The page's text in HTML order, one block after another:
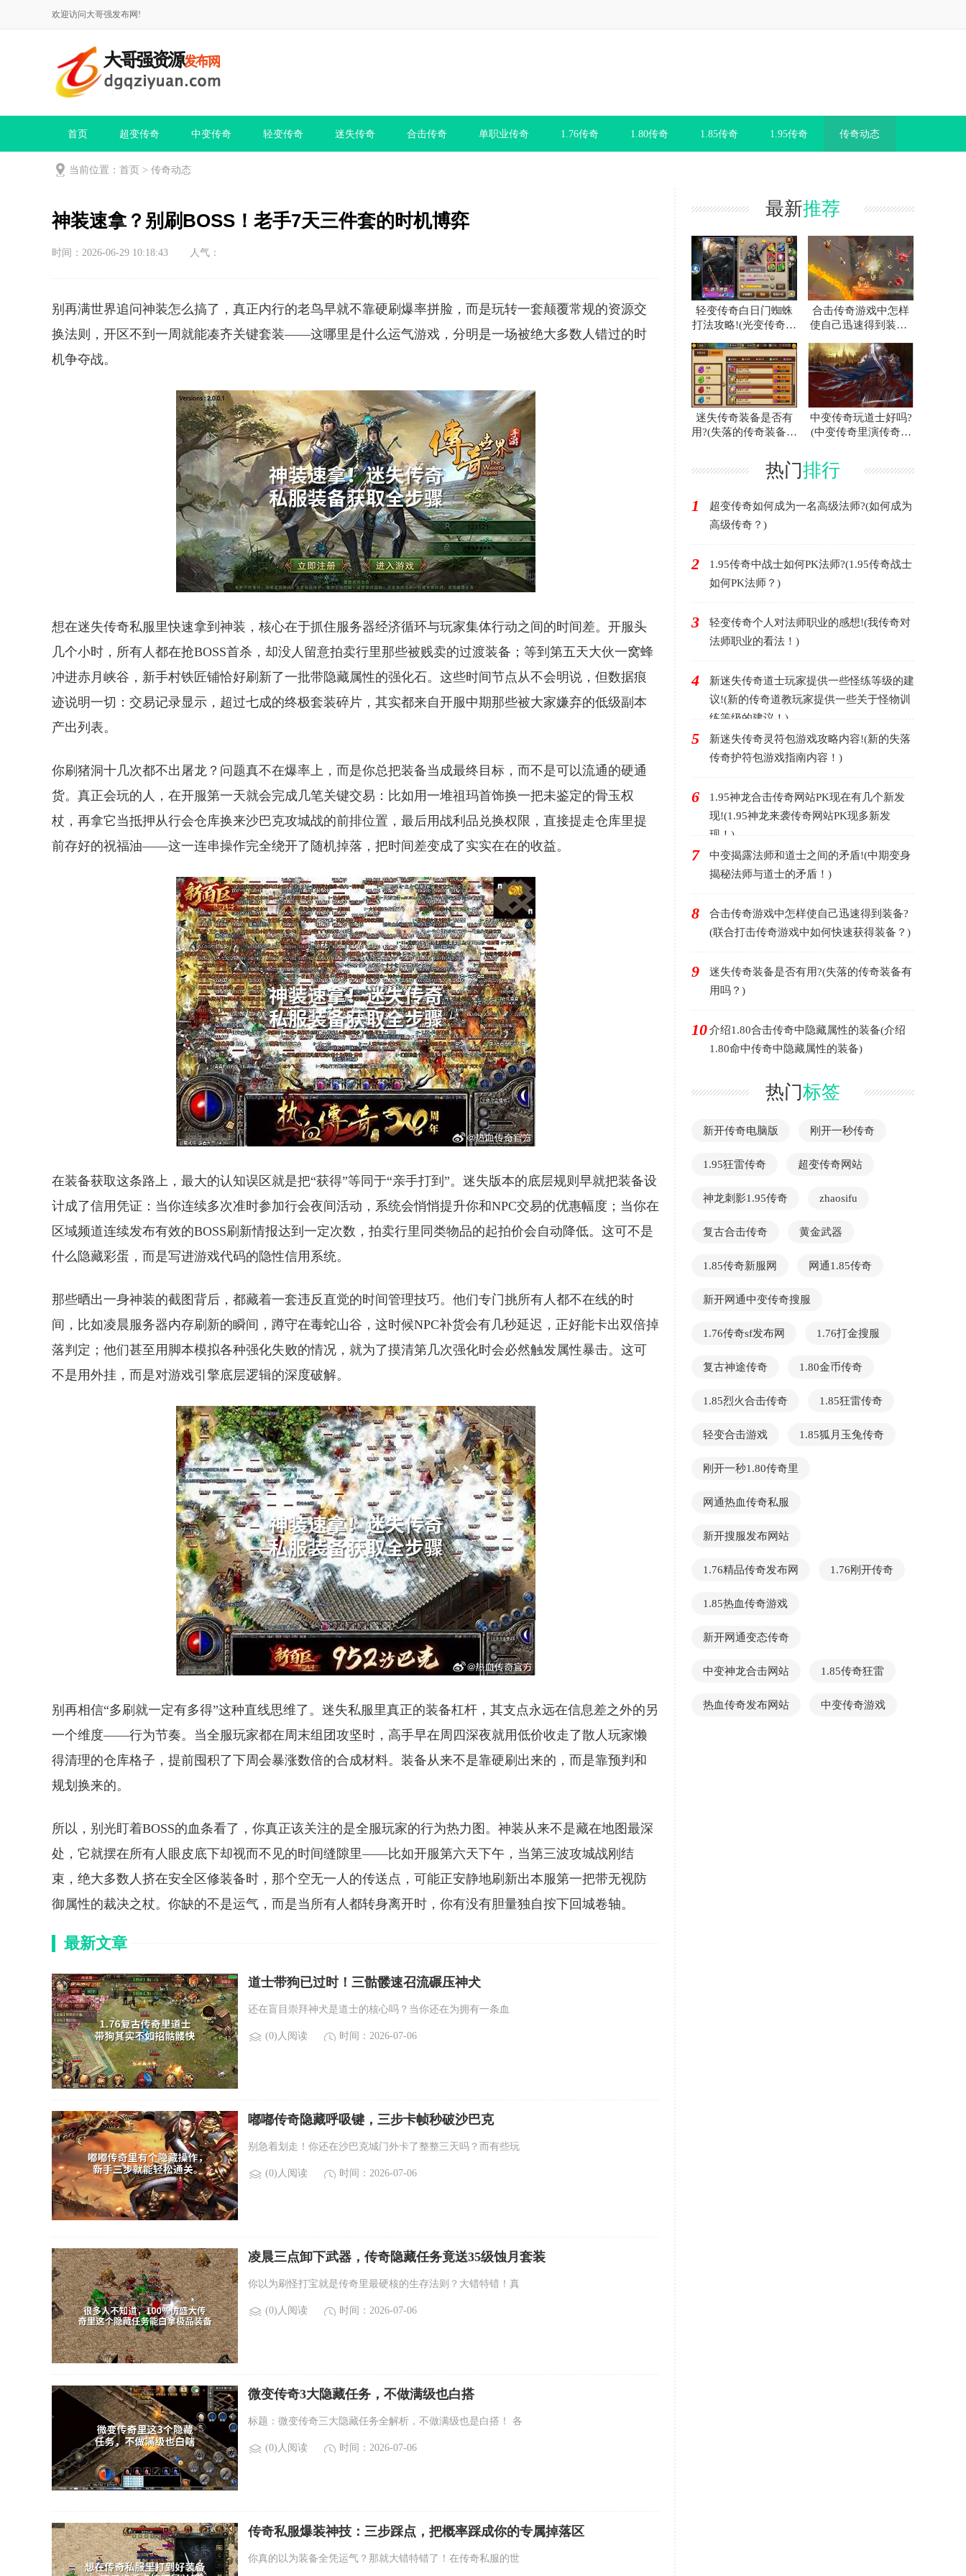
欢迎访问大哥强发布网!
首页 超变传奇 中变传奇 轻变传奇 迷失传奇 合击传奇 单职业传奇 1.76传奇 1.80传奇 1.85传奇 1.95传奇 传奇动态
当前位置： 首页 > 传奇动态
神装速拿？别刷BOSS！老手7天三件套的时机博弈
时间：2026-06-29 10:18:43 人气：
别再满世界追问神装怎么搞了，真正内行的老鸟早就不靠硬刷爆率拼脸，而是玩转一套颠覆常规的资源交
换法则，开区不到一周就能凑齐关键套装——这哪里是什么运气游戏，分明是一场被绝大多数人错过的时
机争夺战。
想在迷失传奇私服里快速拿到神装，核心在于抓住服务器经济循环与玩家集体行动之间的时间差。开服头
几个小时，所有人都在抢BOSS首杀，却没人留意拍卖行里那些被贱卖的过渡装备；等到第五天大伙一窝蜂
冲进赤月峡谷，新手村铁匠铺恰好刷新了一批带隐藏属性的强化石。这些时间节点从不会明说，但数据痕
迹说明一切：交易记录显示，超过七成的终极套装碎片，其实都来自开服中期那些被大家嫌弃的低级副本
产出列表。
你刷猪洞十几次都不出屠龙？问题真不在爆率上，而是你总把装备当成最终目标，而不是可以流通的硬通
货。真正会玩的人，在开服第一天就会完成几笔关键交易：比如用一堆祖玛首饰换一把未鉴定的骨玉权
杖，再拿它当抵押从行会仓库换来沙巴克攻城战的前排位置，最后用战利品兑换权限，直接提走仓库里提
前存好的祝福油——这一连串操作完全绕开了随机掉落，把时间差变成了实实在在的收益。
在装备获取这条路上，最大的认知误区就是把“获得”等同于“亲手打到”。迷失版本的底层规则早就把装备设
计成了信用凭证：当你连续多次准时参加行会夜间活动，系统会悄悄提升你和NPC交易的优惠幅度；当你在
区域频道连续发布有效的BOSS刷新情报达到一定次数，拍卖行里同类物品的起拍价会自动降低。这可不是
什么隐藏彩蛋，而是写进游戏代码的隐性信用系统。
那些晒出一身神装的截图背后，都藏着一套违反直觉的时间管理技巧。他们专门挑所有人都不在线的时
间，比如凌晨服务器内存刷新的瞬间，蹲守在毒蛇山谷，这时候NPC补货会有几秒延迟，正好能卡出双倍掉
落判定；他们甚至用脚本模拟各种强化失败的情况，就为了摸清第几次强化时会必然触发属性暴击。这可
不是用外挂，而是对游戏引擎底层逻辑的深度破解。
别再相信“多刷就一定有多得”这种直线思维了。迷失私服里真正的装备杠杆，其支点永远在信息差之外的另
一个维度——行为节奏。当全服玩家都在周末组团攻坚时，高手早在周四深夜就用低价收走了散人玩家懒
得清理的仓库格子，提前囤积了下周会暴涨数倍的合成材料。装备从来不是靠硬刷出来的，而是靠预判和
规划换来的。
所以，别光盯着BOSS的血条看了，你真正该关注的是全服玩家的行为热力图。神装从来不是藏在地图最深
处，它就摆在所有人眼皮底下却视而不见的时间缝隙里——比如开服第六天下午，当第三波攻城战刚结
束，绝大多数人挤在安全区修装备时，那个空无一人的传送点，可能正安静地刷新出本服第一把带无视防
御属性的裁决之杖。你缺的不是运气，而是当所有人都转身离开时，你有没有胆量独自按下回城卷轴。
最新文章
道士带狗已过时！三骷髅速召流碾压神犬
还在盲目崇拜神犬是道士的核心吗？当你还在为拥有一条血
(0)人阅读 时间：2026-07-06
嘟嘟传奇隐藏呼吸键，三步卡帧秒破沙巴克
别急着划走！你还在沙巴克城门外卡了整整三天吗？而有些玩
(0)人阅读 时间：2026-07-06
凌晨三点卸下武器，传奇隐藏任务竟送35级蚀月套装
你以为刷怪打宝就是传奇里最硬核的生存法则？大错特错！真
(0)人阅读 时间：2026-07-06
微变传奇3大隐藏任务，不做满级也白搭
标题：微变传奇三大隐藏任务全解析，不做满级也是白搭！ 各
(0)人阅读 时间：2026-07-06
传奇私服爆装神技：三步踩点，把概率踩成你的专属掉落区
你真的以为装备全凭运气？那就大错特错了！在传奇私服的世
最新推荐
轻变传奇白日门蜘蛛
打法攻略!(光变传奇白
合击传奇游戏中怎样
使自己迅速得到装备?
如何快速获得装备？)
迷失传奇装备是否有
用?(失落的传奇装备有
中变传奇玩道士好吗?
(中变传奇里演传奇好
热门排行
1
超变传奇如何成为一名高级法师?(如何成为
高级传奇？)
2
1.95传奇中战士如何PK法师?(1.95传奇战士
如何PK法师？)
3
轻变传奇个人对法师职业的感想!(我传奇对
法师职业的看法！)
4
新迷失传奇道士玩家提供一些怪练等级的建
议!(新的传奇道教玩家提供一些关于怪物训
练等级的建议！)
5
新迷失传奇灵符包游戏攻略内容!(新的失落
传奇护符包游戏指南内容！)
6
1.95神龙合击传奇网站PK现在有几个新发
现!(1.95神龙来袭传奇网站PK现多新发
现！)
7
中变揭露法师和道士之间的矛盾!(中期变身
揭秘法师与道士的矛盾！)
8
合击传奇游戏中怎样使自己迅速得到装备?
(联合打击传奇游戏中如何快速获得装备？)
9
迷失传奇装备是否有用?(失落的传奇装备有
用吗？)
10介绍1.80合击传奇中隐藏属性的装备(介绍
1.80命中传奇中隐藏属性的装备)
热门标签
新开传奇电脑版 刚开一秒传奇
1.95狂雷传奇 超变传奇网站
神龙刺影1.95传奇 zhaosifu
复古合击传奇 黄金武器
1.85传奇新服网 网通1.85传奇
新开网通中变传奇搜服
1.76传奇sf发布网 1.76打金搜服
复古神途传奇 1.80金币传奇
1.85烈火合击传奇 1.85狂雷传奇
轻变合击游戏 1.85狐月玉兔传奇
刚开一秒1.80传奇里
网通热血传奇私服
新开搜服发布网站
1.76精品传奇发布网 1.76刚开传奇
1.85热血传奇游戏
新开网通变态传奇
中变神龙合击网站 1.85传奇狂雷
热血传奇发布网站 中变传奇游戏